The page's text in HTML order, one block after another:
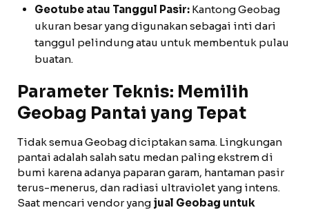
Geotube atau Tanggul Pasir: Kantong Geobag
ukuran besar yang digunakan sebagai inti dari
tanggul pelindung atau untuk membentuk pulau
buatan.
Parameter Teknis: Memilih
Geobag Pantai yang Tepat
Tidak semua Geobag diciptakan sama. Lingkungan
pantai adalah salah satu medan paling ekstrem di
bumi karena adanya paparan garam, hantaman pasir
terus-menerus, dan radiasi ultraviolet yang intens.
Saat mencari vendor yang jual Geobag untuk